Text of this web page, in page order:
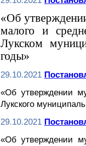
«Об
малого и
Лукском
годы»
29.10.2021
«Об утверждении
Лукского
29.10.2021
«Об утверждении